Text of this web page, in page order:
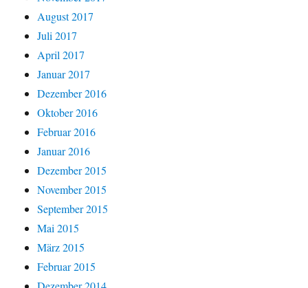
August 2017
Juli 2017
April 2017
Januar 2017
Dezember 2016
Oktober 2016
Februar 2016
Januar 2016
Dezember 2015
November 2015
September 2015
Mai 2015
März 2015
Februar 2015